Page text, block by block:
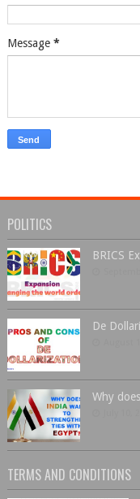
Message *
POLITICS
BRICS
De
Why
TERMS AND CONDITIONS